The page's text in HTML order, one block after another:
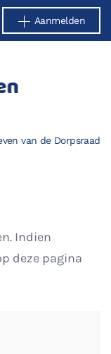
Aanmelden
van de Dorpsraad
Indien
deze pagina